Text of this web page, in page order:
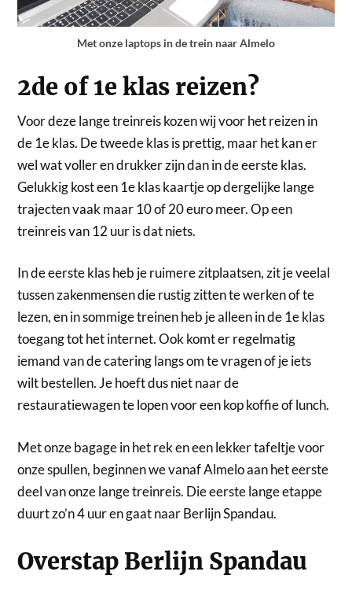
Met onze laptops in de trein naar Almelo
2de of 1e klas reizen?
Voor deze lange treinreis kozen wij voor het reizen in
de 1e klas. De tweede klas is prettig, maar het kan er
wel wat voller en drukker zijn dan in de eerste klas.
Gelukkig kost een 1e klas kaartje op dergelijke lange
trajecten vaak maar 10 of 20 euro meer. Op een
treinreis van 12 uur is dat niets.
In de eerste klas heb je ruimere zitplaatsen, zit je veelal
tussen zakenmensen die rustig zitten te werken of te
lezen, en in sommige treinen heb je alleen in de 1e klas
toegang tot het internet. Ook komt er regelmatig
iemand van de catering langs om te vragen of je iets
wilt bestellen. Je hoeft dus niet naar de
restauratiewagen te lopen voor een kop koffie of lunch.
Met onze bagage in het rek en een lekker tafeltje voor
onze spullen, beginnen we vanaf Almelo aan het eerste
deel van onze lange treinreis. Die eerste lange etappe
duurt zo’n 4 uur en gaat naar Berlijn Spandau.
Overstap Berlijn Spandau